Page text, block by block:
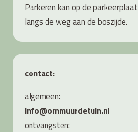
Parkeren kan op de
langs de weg aan de boszijde.
contact:
algemeen:
info@ommuurdetuin.nl
ontvangsten: